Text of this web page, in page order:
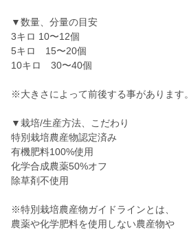
▼数量、分量の目安
3キロ 10〜12個
5キロ 15〜20個
10キロ 30〜40個
※大きさによって前後する事があります。
▼栽培/生産方法、こだわり
特別栽培農産物認定済み
有機肥料100%使用
化学合成農薬50%オフ
除草剤不使用
※特別栽培農産物ガイドラインとは、
農薬や化学肥料を使用しない農産物や